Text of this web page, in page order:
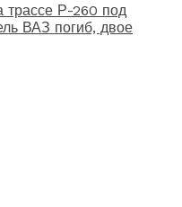
Р-260 под
ВАЗ погиб, двое